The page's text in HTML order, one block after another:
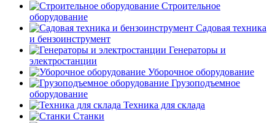
Строительное
оборудование
Садовая техника
и бензоинструмент
Генераторы и
электростанции
Уборочное оборудование
Грузоподъемное
оборудование
Техника для склада
Станки